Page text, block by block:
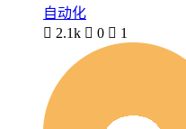
自动化
 2.1k  0  1